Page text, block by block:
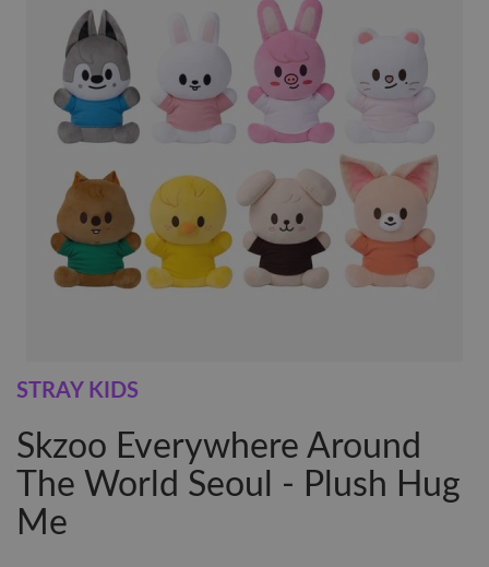
STRAY KIDS
Skzoo Everywhere Around
The World Seoul - Plush Hug
Me